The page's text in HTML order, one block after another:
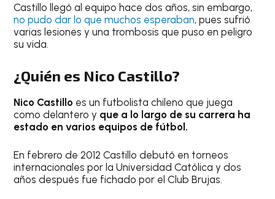
Castillo llegó al equipo hace dos años, sin embargo,
no pudo dar lo que muchos esperaban, pues sufrió
varias lesiones y una trombosis que puso en peligro
su vida.
¿Quién es Nico Castillo?
Nico Castillo es un futbolista chileno que juega
como delantero y que a lo largo de su carrera ha
estado en varios equipos de fútbol.
En febrero de 2012 Castillo debutó en torneos
internacionales por la Universidad Católica y dos
años después fue fichado por el Club Brujas.